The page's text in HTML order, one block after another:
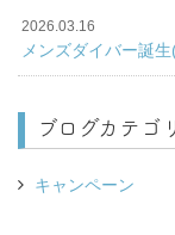
2026.03.16
メンズダイバー誕
ブログカテゴ
キャンペーン